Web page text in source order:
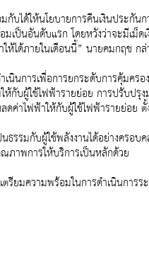
ได้ให้นโยบายการคืนเงินประ
อันดับแรก โดยหวังว่าจะมีเม็ด
ห้ได้ภายในเดือนนี้” นายคมกฤช กล่
นการเพื่อการยกระดับการคุ้มคร
กับผู้ใช้ไฟฟ้ารายย่อย การปรับป
ดค่าไฟฟ้าให้กับผู้ใช้ไฟฟ้ารายย่อย
รมกับผู้ใช้พลังงานได้อย่างครอ
ภาพการให้บริการเป็นหลักด้วย
ยมความพร้อมในการดำเนินกา